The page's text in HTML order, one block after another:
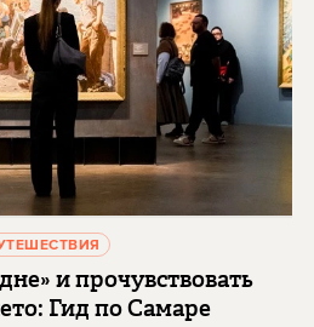
и прочувствовать
Гид по Самаре